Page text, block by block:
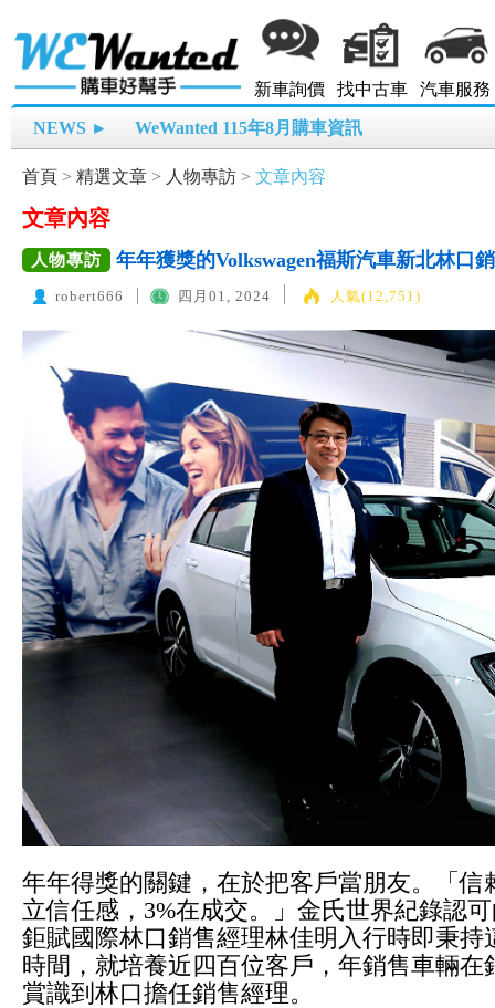
新車詢價 找中古車 汽車服務
NEWS ► WeWanted 115年8月購車資訊
首頁 > 精選文章 > 人物專訪 > 文章內容
文章內容
人物專訪 年年獲獎的Volkswagen福斯汽車新北林口
robert666 四月01, 2024 人氣(12,751)
年年得獎的關鍵，在於把客戶當朋友。「信
立信任感，3%在成交。」金氏世界紀錄認
鉅賦國際林口銷售經理林佳明入行時即秉
時間，就培養近四百位客戶，年銷售車輛
賞識到林口擔任銷售經理。